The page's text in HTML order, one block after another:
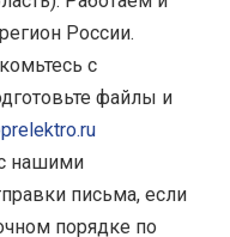
России.
с
файлы и
нашими
письма, если
порядке по